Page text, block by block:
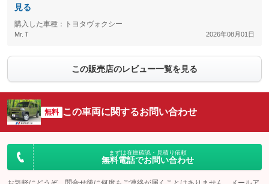
見る
購入した車種：トヨタヴォクシー
Mr.Ｔ 2026年08月01日
この販売店のレビュー一覧を見る
無料 この車両に関するお問い合わせ
まずは在庫確認・見積り依頼
無料電話でお問い合わせ